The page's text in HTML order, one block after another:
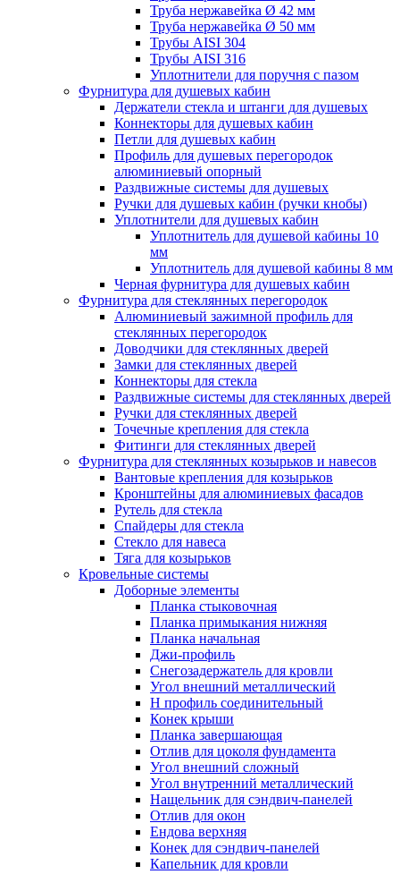
Труба нержавейка Ø 42 мм
Труба нержавейка Ø 50 мм
Трубы AISI 304
Трубы AISI 316
Уплотнители для поручня с пазом
Фурнитура для душевых кабин
Держатели стекла и штанги для душевых
Коннекторы для душевых кабин
Петли для душевых кабин
Профиль для душевых перегородок
алюминиевый опорный
Раздвижные сиcтемы для душевых
Ручки для душевых кабин (ручки кнобы)
Уплотнители для душевых кабин
Уплотнитель для душевой кабины 10
мм
Уплотнитель для душевой кабины 8 мм
Черная фурнитура для душевых кабин
Фурнитура для стеклянных перегородок
Алюминиевый зажимной профиль для
стеклянных перегородок
Доводчики для стеклянных дверей
Замки для стеклянных дверей
Коннекторы для стекла
Раздвижные системы для стеклянных дверей
Ручки для стеклянных дверей
Точечные крепления для стекла
Фитинги для стеклянных дверей
Фурнитура для стеклянных козырьков и навесов
Вантовые крепления для козырьков
Кронштейны для алюминиевых фасадов
Рутель для стекла
Спайдеры для стекла
Стекло для навеса
Тяга для козырьков
Кровельные системы
Доборные элементы
Планка стыковочная
Планка примыкания нижняя
Планка начальная
Джи-профиль
Снегозадержатель для кровли
Угол внешний металлический
Н профиль соединительный
Конек крыши
Планка завершающая
Отлив для цоколя фундамента
Угол внешний сложный
Угол внутренний металлический
Нащельник для сэндвич-панелей
Отлив для окон
Ендова верхняя
Конек для сэндвич-панелей
Капельник для кровли